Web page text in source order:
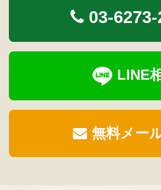
03-
LINE
無料メー